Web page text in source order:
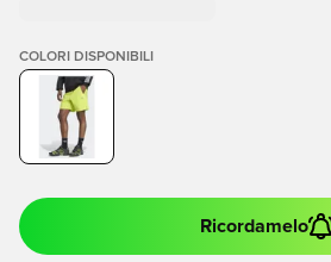
COLORI DISPONIBILI
Ricordamelo